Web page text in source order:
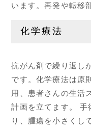
います。再発や転移
化学療法
抗がん剤で繰り返し
です。化学療法は原
用、患者さんの生活
計画を立てます。 手
り、腫瘍を小さくし